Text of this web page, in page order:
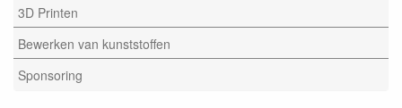
3D Printen
Bewerken van kunststoffen
Sponsoring